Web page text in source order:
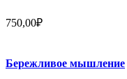
750,00₽
Бережливое мышление